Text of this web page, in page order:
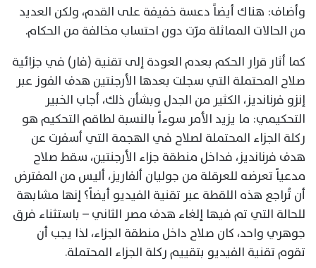
وأضاف: هناك أيضاً دعسة خفيفة على القدم، ولكن العديد
من الحالات المماثلة مرّت دون احتساب مخالفة من الحكام.
كما أثار قرار الحكم بعدم العودة إلى تقنية (فار) في جزائية
صلاح المحتملة التي سجلت بعدها الأرجنتين هدف الفوز عبر
إنزو فرنانديز، الكثير من الجدل وبشأن ذلك، أجاب الخبير
التحكيمي: ما يزيد الأمر سوءاً بالنسبة لطاقم التحكيم هو
ركلة الجزاء المحتملة لصلاح في الهجمة التي أسفرت عن
هدف فرنانديز، فداخل منطقة جزاء الأرجنتين، سقط صلاح
مدعياً تعرضه للعرقلة من جوليان ألفاريز، أليس من المفترض
أن تُراجع هذه اللقطة عبر تقنية الفيديو أيضاً؟ إنها مشابهة
للحالة التي تم فيها إلغاء هدف مصر الثاني – باستثناء فرق
جوهري واحد، كان صلاح داخل منطقة الجزاء، لذا يجب أن
تقوم تقنية الفيديو بتقييم ركلة الجزاء المحتملة.